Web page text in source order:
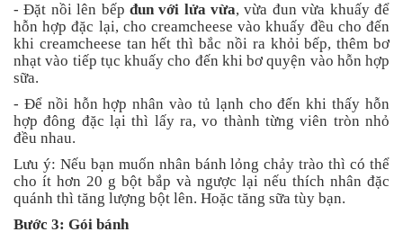
- Đặt nồi lên bếp đun với lửa vừa, vừa đun vừa khuấy để
hỗn hợp đặc lại, cho creamcheese vào khuấy đều cho đến
khi creamcheese tan hết thì bắc nồi ra khỏi bếp, thêm bơ
nhạt vào tiếp tục khuấy cho đến khi bơ quyện vào hỗn hợp
sữa.
- Để nồi hỗn hợp nhân vào tủ lạnh cho đến khi thấy hỗn
hợp đông đặc lại thì lấy ra, vo thành từng viên tròn nhỏ
đều nhau.
Lưu ý: Nếu bạn muốn nhân bánh lỏng chảy trào thì có thể
cho ít hơn 20 g bột bắp và ngược lại nếu thích nhân đặc
quánh thì tăng lượng bột lên. Hoặc tăng sữa tùy bạn.
Bước 3: Gói bánh